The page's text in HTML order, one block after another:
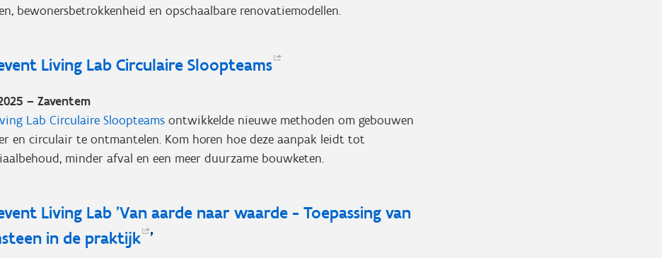
bewonersbetrokkenheid en opschaalbare renovatiemodellen.
Living Lab CirculaireSloopteams
– Zaventem
Lab Circulaire Sloopteams ontwikkelde nieuwe methoden om gebouwen
en circulair te ontmantelen. Kom horen hoe deze aanpak leidt tot
minder afval en een meer duurzame bouwketen.
Living Lab 'Van aarde naar waarde - Toepassing van
in de praktijk '